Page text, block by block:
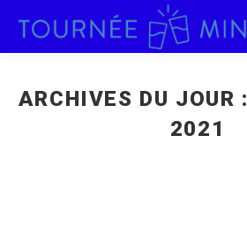
ARCHIVES DU JOUR :
2021